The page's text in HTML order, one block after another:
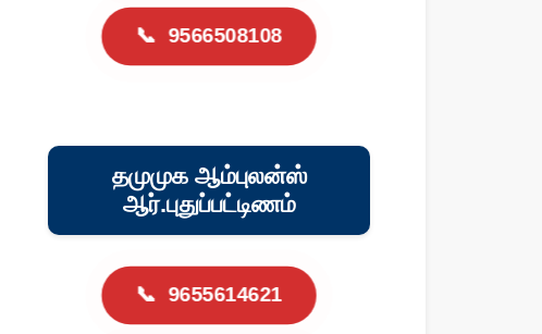
📞 9566508108
தமுமுக ஆம்புலன்ஸ்
ஆர்.புதுப்பட்டிணம்
📞 9655614621